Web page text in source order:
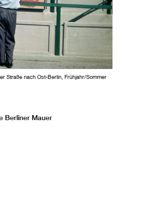
Straße nach Ost-Berlin, Frühjahr/Sommer
Berliner Mauer